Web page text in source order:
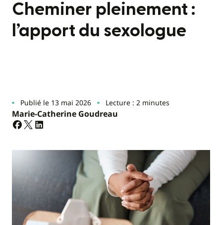
Cheminer pleinement :
l’apport du sexologue
Publié le 13 mai 2026 Lecture : 2 minutes
Marie-Catherine Goudreau